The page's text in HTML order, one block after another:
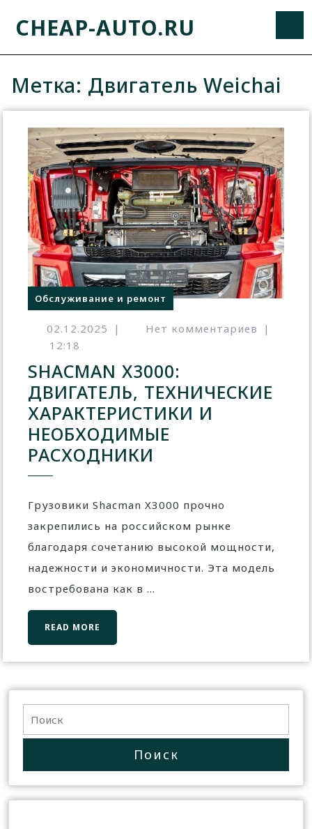
CHEAP-AUTO.RU
Метка: Двигатель Weichai
Обслуживание и ремонт
02.12.2025 | Нет комментариев
|
12:18
SHACMAN X3000:
ДВИГАТЕЛЬ, ТЕХНИЧЕСКИЕ
ХАРАКТЕРИСТИКИ И
НЕОБХОДИМЫЕ
РАСХОДНИКИ
Грузовики Shacman X3000 прочно
закрепились на российском рынке
благодаря сочетанию высокой мощности,
надежности и экономичности. Эта модель
востребована как в ...
READ MORE